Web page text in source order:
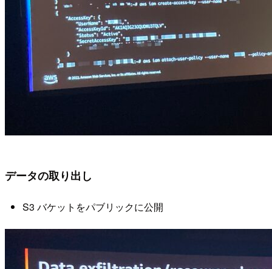
データの取り出し
S3 バケットをパブリックに公開